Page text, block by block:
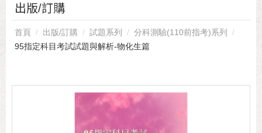
出版/訂購
首頁 出版/訂購 試題系列
分科測驗(110前指考)系列
95指定科目考試試題與解析-物化生篇